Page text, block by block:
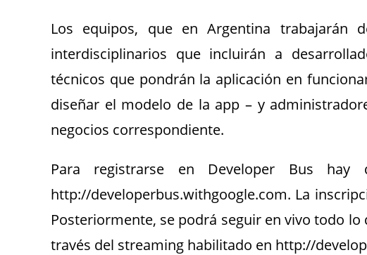
Los equipos, que en Argentina
interdisciplinarios que incluirán a
técnicos que pondrán la aplicación en
diseñar el modelo de la app – y
negocios correspondiente.
Para registrarse en Developer Bus
http://developerbus.withgoogle.com. La
Posteriormente, se podrá seguir en vivo todo lo
través del streaming habilitado en http://